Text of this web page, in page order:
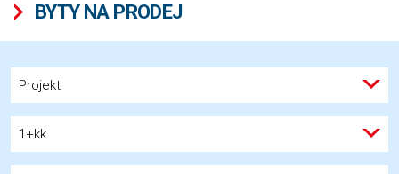
BYTY NA PRODEJ
Projekt
1+kk